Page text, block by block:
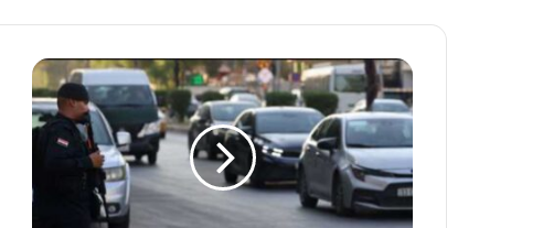
#العراق..
إنشاء
حساب
لإيداع
"أموال
الفاسدين"